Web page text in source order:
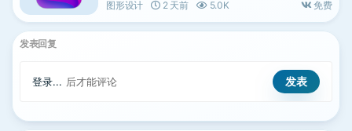
图形设计 2 天前 5.0K 免费
发表回复
登录... 后才能评论